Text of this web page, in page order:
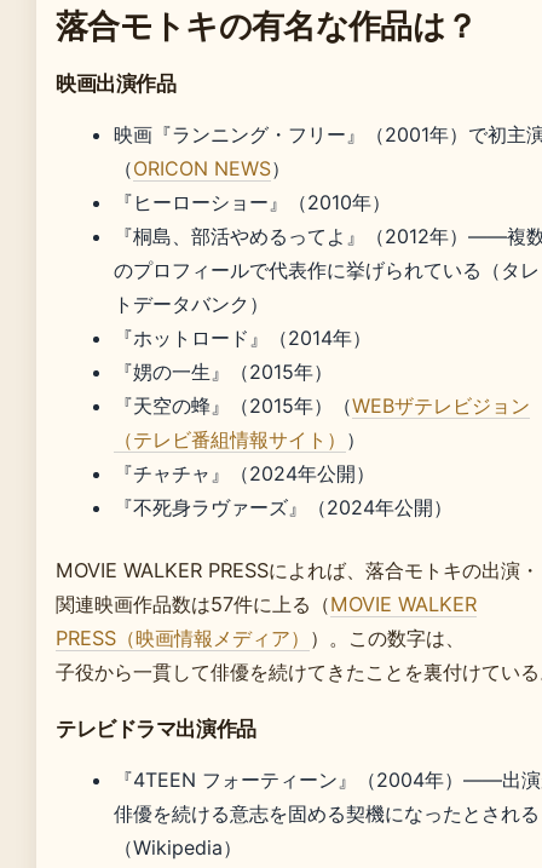
落合モトキの有名な作品は？
映画出演作品
映画『ランニング・フリー』（2001年）で初主
（ORICON NEWS）
『ヒーローショー』（2010年）
『桐島、部活やめるってよ』（2012年）——複
のプロフィールで代表作に挙げられている（タ
トデータバンク）
『ホットロード』（2014年）
『娚の一生』（2015年）
『天空の蜂』（2015年）（WEBザテレビジョン
（テレビ番組情報サイト） ）
『チャチャ』（2024年公開）
『不死身ラヴァーズ』（2024年公開）
MOVIE WALKER PRESSによれば、落合モトキの出演・
関連映画作品数は57件に上る（MOVIE WALKER
PRESS（映画情報メディア） ）。この数字は、
子役から一貫して俳優を続けてきたことを裏付けてい
テレビドラマ出演作品
『4TEEN フォーティーン』（2004年）——出
俳優を続ける意志を固める契機になったとされる
（Wikipedia）